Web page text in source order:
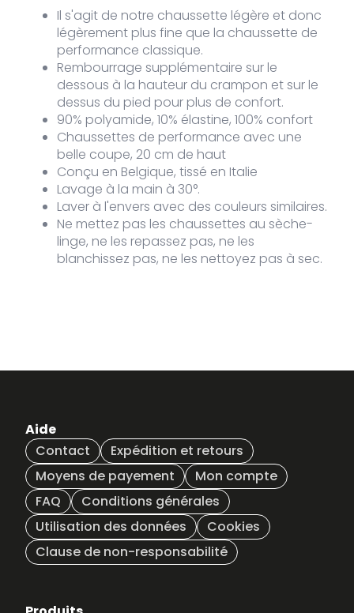
Il s'agit de notre chaussette légère et donc
légèrement plus fine que la chaussette de
performance classique.
Rembourrage supplémentaire sur le
dessous à la hauteur du crampon et sur le
dessus du pied pour plus de confort.
90% polyamide, 10% élastine, 100% confort
Chaussettes de performance avec une
belle coupe, 20 cm de haut
Conçu en Belgique, tissé en Italie
Lavage à la main à 30°.
Laver à l'envers avec des couleurs similaires.
Ne mettez pas les chaussettes au sèche-
linge, ne les repassez pas, ne les
blanchissez pas, ne les nettoyez pas à sec.
Aide
Contact
Expédition et retours
Moyens de payement
Mon compte
FAQ
Conditions générales
Utilisation des données
Cookies
Clause de non-responsabilité